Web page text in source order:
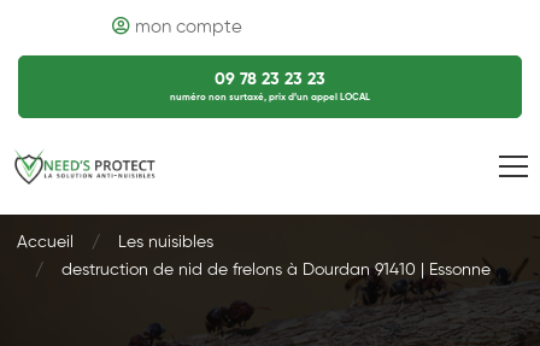
mon compte
09 78 23 23 23
numéro non surtaxé, prix d’un appel LOCAL
Accueil
Les nuisibles
destruction de nid de frelons à Dourdan 91410 | Essonne